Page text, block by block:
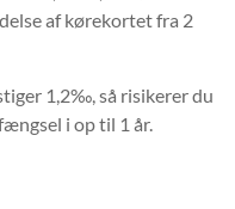
af kørekortet fra 2
1,2‰, så risikerer du
i op til 1 år.